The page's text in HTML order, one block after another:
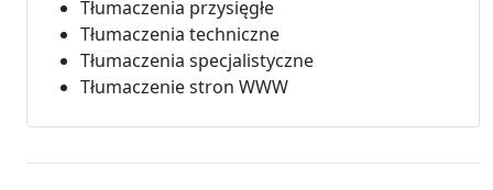
Tłumaczenia przysięgłe
Tłumaczenia techniczne
Tłumaczenia specjalistyczne
Tłumaczenie stron WWW